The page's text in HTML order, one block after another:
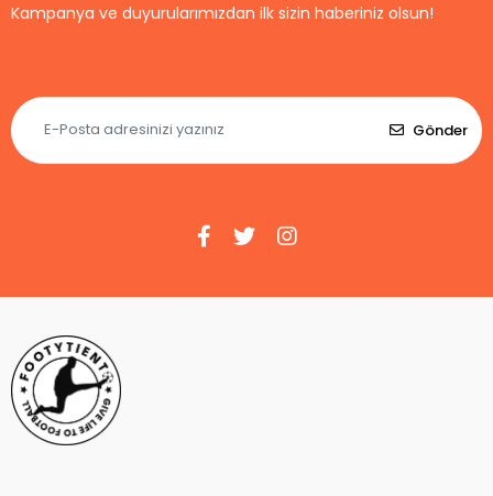
Kampanya ve duyurularımızdan ilk sizin haberiniz olsun!
Gönder